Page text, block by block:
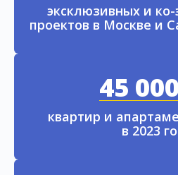
эксклюзивных и
проектов в Москве и
45
квартир и
в 2023